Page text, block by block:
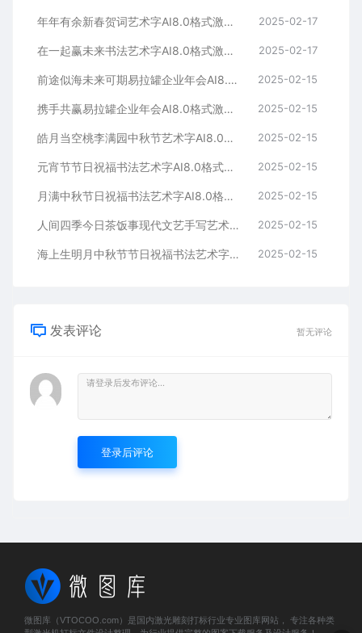
年年有余新春贺词艺术字AI8.0格式激光打标文件通用矢量图 2025-02-17
在一起赢未来书法艺术字AI8.0格式激光打标文件通用矢量图 2025-02-17
前途似海未来可期易拉罐企业年会AI8.0格式激光打标文件通用矢量图 2025-02-15
携手共赢易拉罐企业年会AI8.0格式激光打标文件通用矢量图 2025-02-15
皓月当空桃李满园中秋节艺术字AI8.0格式激光打标文件通用矢量图 2025-02-15
元宵节节日祝福书法艺术字AI8.0格式激光打标文件通用矢量图 2025-02-15
月满中秋节日祝福书法艺术字AI8.0格式激光打标文件通用矢量图 2025-02-15
人间四季今日茶饭事现代文艺手写艺术字AI8.0格式激光打标文件通用矢量图 2025-02-15
海上生明月中秋节节日祝福书法艺术字AI8.0格式激光打标文件通用矢量图 2025-02-15
发表评论 暂无评论
登录后评论
微图库（VTOCOO.com）是国内激光雕刻打标行业专业图库网站， 专注各种类